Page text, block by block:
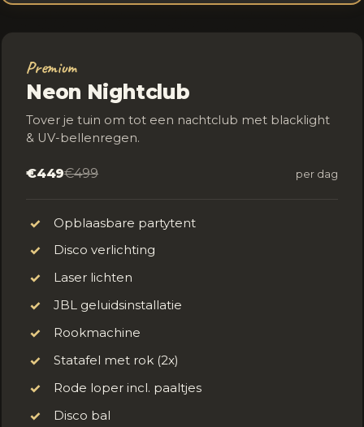
Premium
Neon Nightclub
Tover je tuin om tot een nachtclub met blacklight
& UV-bellenregen.
€449€499 per dag
✓
Opblaasbare partytent
✓
Disco verlichting
✓
Laser lichten
✓
JBL geluidsinstallatie
✓
Rookmachine
✓
Statafel met rok (2x)
✓
Rode loper incl. paaltjes
✓
Disco bal